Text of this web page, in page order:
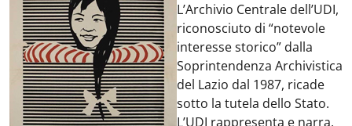
L’Archivio Centrale dell’UDI,
riconosciuto di “notevole
interesse storico” dalla
Soprintendenza Archivistica
del Lazio dal 1987, ricade
sotto la tutela dello Stato.
L’UDI rappresenta e narra,